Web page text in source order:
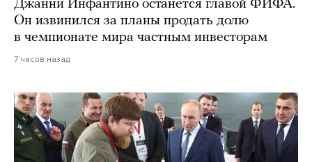
Джанни Инфантино останется главой ФИФА.
Он извинился за планы продать долю
в чемпионате мира частным инвесторам
7 часов назад